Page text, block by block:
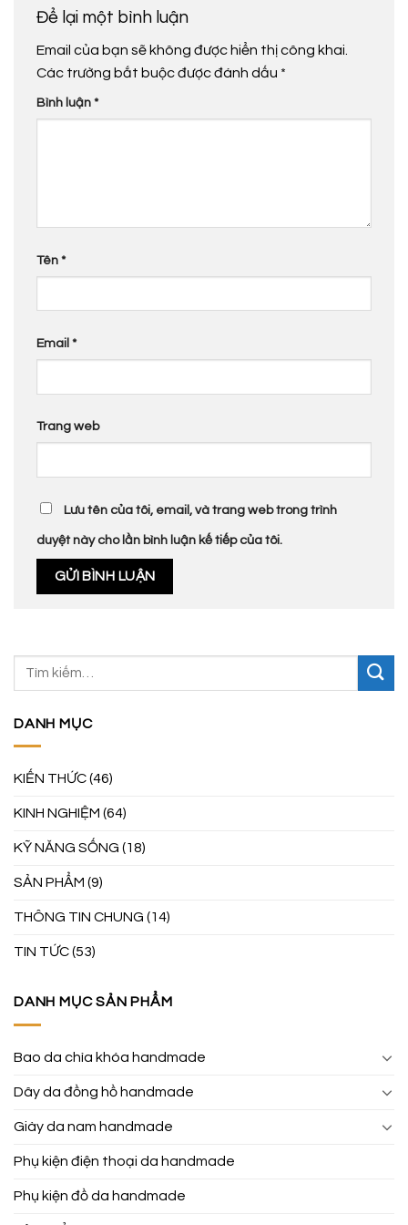
DANH MỤC
KIẾN THỨC(46)
KINH NGHIỆM (64)
KỸ NĂNG SỐNG (18)
SẢN PHẨM (9)
THÔNG TIN CHUNG (14)
TIN TỨC(53)
DANH MỤC SẢN PHẨM
Bao da chìa khóa handmade
Dây da đồng hồ handmade
Giày da nam handmade
Phụ kiện điện thoại da handmade
Phụ kiện đồ da handmade
Để lại một bình luận
Email của bạn sẽ không được hiển thị công khai.
Các trường bắt buộc được đánh dấu *
Bình luận *
Tên *
Email *
Trang web
Lưu tên của tôi, email, và trang web trong trình
duyệt này cho lần bình luận kế tiếp của tôi.